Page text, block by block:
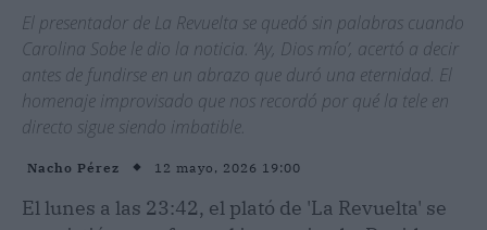
El presentador de La Revuelta se quedó sin palabras cuando
Carolina Sobe le dio la noticia. ‘Ay, Dios mío’, acertó a decir
antes de fundirse en un abrazo que duró una eternidad. El
homenaje improvisado que nos recordó por qué la tele en
directo sigue siendo imbatible.
Nacho Pérez 12 mayo, 2026 19:00
El lunes a las 23:42, el plató de 'La Revuelta' se